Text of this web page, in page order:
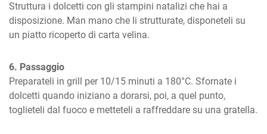
Struttura i dolcetti con gli stampini natalizi che hai a
disposizione. Man mano che li strutturate, disponeteli su
un piatto ricoperto di carta velina.
6. Passaggio
Preparateli in grill per 10/15 minuti a 180°C. Sfornate i
dolcetti quando iniziano a dorarsi, poi, a quel punto,
toglieteli dal fuoco e metteteli a raffreddare su una gratella.